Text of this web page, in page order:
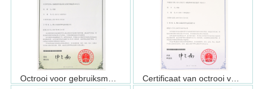
Certificaat van octrooi voor ontwerp (ALSU2545)